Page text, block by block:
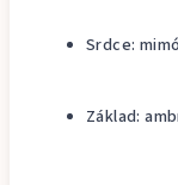
Srdce:
Základ: